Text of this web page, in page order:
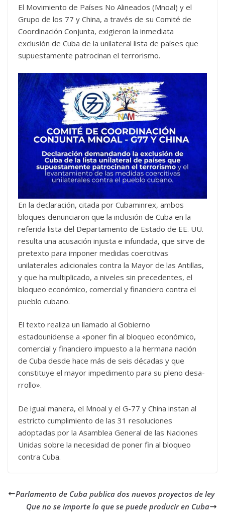
El Movimiento de Países No Alineados (Mnoal) y el
Grupo de los 77 y China, a través de su Comité de
Coordinación Conjunta, exigieron la inmediata
exclusión de Cuba de la unilateral lista de países que
supuestamente patrocinan el terrorismo.
En la declaración, citada por Cubaminrex, ambos
bloques denunciaron que la inclusión de Cuba en la
referida lista del Departamento de Estado de EE. UU.
resulta una acusación injusta e infundada, que sirve de
pretexto para imponer medidas coercitivas
unilaterales adicionales contra la Mayor de las Antillas,
y que ha multiplicado, a niveles sin precedentes, el
bloqueo económico, comercial y financiero contra el
pueblo cubano.
El texto realiza un llamado al Gobierno
estadounidense a «poner fin al bloqueo económico,
comercial y financiero impuesto a la hermana nación
de Cuba desde hace más de seis décadas y que
constituye el mayor impedimento para su pleno desa­
rrollo».
De igual manera, el Mnoal y el G-77 y China instan al
estricto cumplimiento de las 31 resoluciones
adoptadas por la Asamblea General de las Naciones
Unidas sobre la necesidad de poner fin al bloqueo
contra Cuba.
Parlamento de Cuba publica dos nuevos proyectos de ley
Que no se importe lo que se puede producir en Cuba